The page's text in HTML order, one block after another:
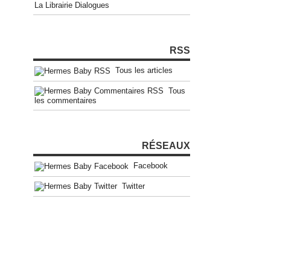
La Librairie Dialogues
RSS
Tous les articles
Tous
les commentaires
RÉSEAUX
Facebook
Twitter